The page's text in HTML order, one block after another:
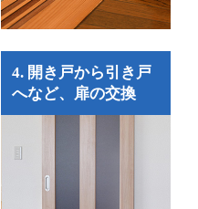
4. 開き戸から引き戸
へなど、扉の交換